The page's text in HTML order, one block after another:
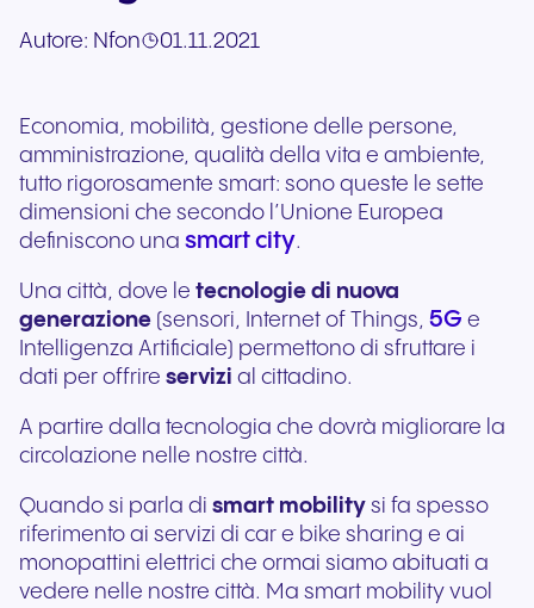
Autore: Nfon 01.11.2021
Economia, mobilità, gestione delle persone,
amministrazione, qualità della vita e ambiente,
tutto rigorosamente smart: sono queste le sette
dimensioni che secondo l’Unione Europea
definiscono una smart city.
Una città, dove le tecnologie di nuova
generazione (sensori, Internet of Things, 5G e
Intelligenza Artificiale) permettono di sfruttare i
dati per offrire servizi al cittadino.
A partire dalla tecnologia che dovrà migliorare la
circolazione nelle nostre città.
Quando si parla di smart mobility si fa spesso
riferimento ai servizi di car e bike sharing e ai
monopattini elettrici che ormai siamo abituati a
vedere nelle nostre città. Ma smart mobility vuol